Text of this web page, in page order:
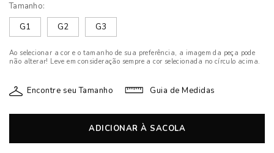
Tamanho:
G1
G2 G3
Ao selecionar a cor e o tamanho de sua preferência, a imagem da peça pode
não alterar! Leve em consideração sempre a cor selecionada no círculo acima.
Encontre seu Tamanho Guia de Medidas
ADICIONAR À SACOLA